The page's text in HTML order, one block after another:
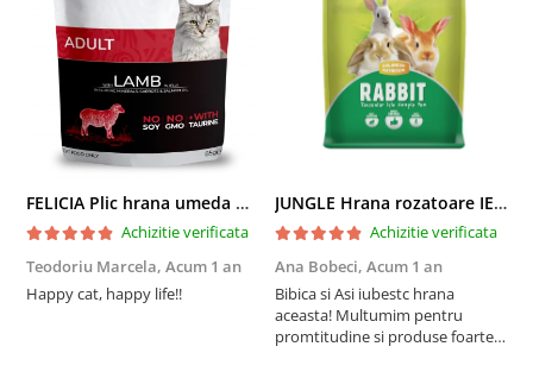
FELICIA Plic hrana umeda pentru pisici adulte, cu Miel, Set 12x85g
Achizitie verificata
Teodoriu Marcela, Acum 1 an
Happy cat, happy life!!
JUNGLE Hrana rozatoare IEPURI 500g
Achizitie verificata
Ana Bobeci, Acum 1 an
Bibica si Asi iubestc hrana
aceasta! Multumim pentru
promtitudine si produse foarte